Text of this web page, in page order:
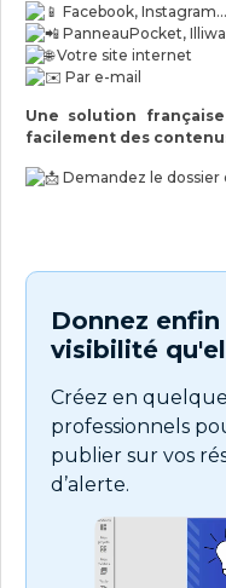
Facebook, Instagram…
PanneauPocket,
Votre site internet
Par e-mail
Une solution
facilement des
Demandez le
Donnez
visibilité
Créez en
professionnels
publier sur vos
d’alerte.